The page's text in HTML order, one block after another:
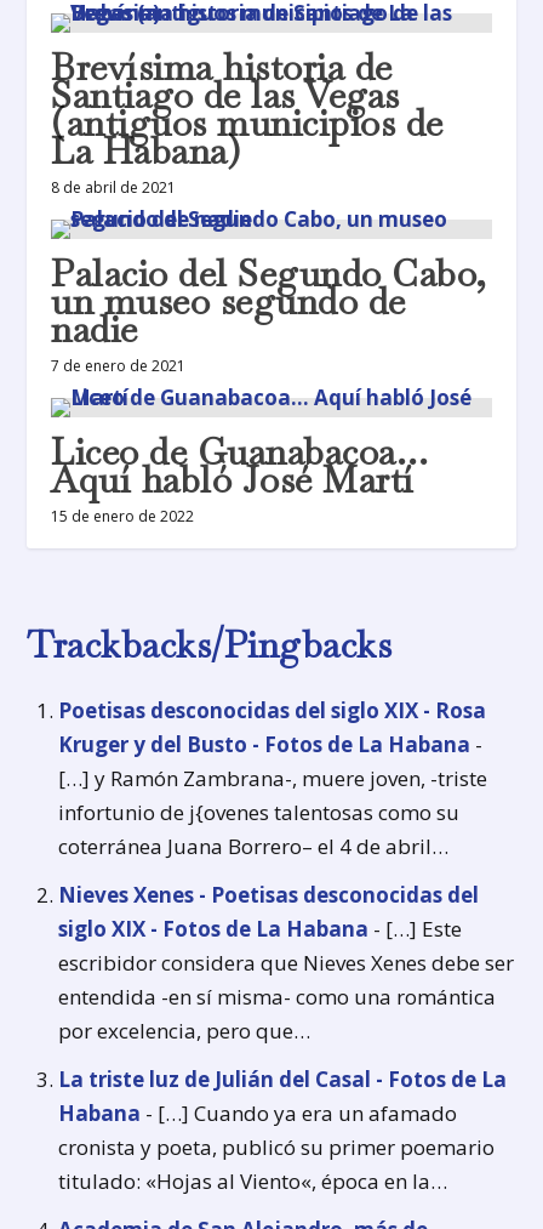
Brevísima historia de
Santiago de las Vegas
(antiguos municipios de
La Habana)
8 de abril de 2021
Palacio del Segundo Cabo,
un museo segundo de
nadie
7 de enero de 2021
Liceo de Guanabacoa…
Aquí habló José Martí
15 de enero de 2022
Trackbacks/Pingbacks
Poetisas desconocidas del siglo XIX - Rosa
Kruger y del Busto - Fotos de La Habana -
[…] y Ramón Zambrana-, muere joven, -triste
infortunio de j{ovenes talentosas como su
coterránea Juana Borrero– el 4 de abril…
Nieves Xenes - Poetisas desconocidas del
siglo XIX - Fotos de La Habana - […] Este
escribidor considera que Nieves Xenes debe ser
entendida -en sí misma- como una romántica
por excelencia, pero que…
La triste luz de Julián del Casal - Fotos de La
Habana - […] Cuando ya era un afamado
cronista y poeta, publicó su primer poemario
titulado: «Hojas al Viento«, época en la…